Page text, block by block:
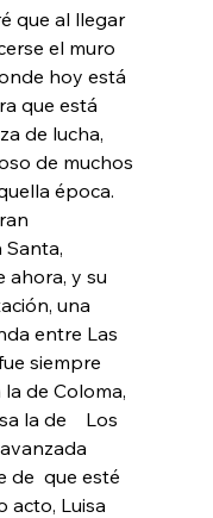
que al llegar
el muro
hoy está
que está
de lucha,
de muchos
época.
ahora, y su
una
entre Las
siempre
la de Coloma,
la de    Los
que esté
acto, Luisa